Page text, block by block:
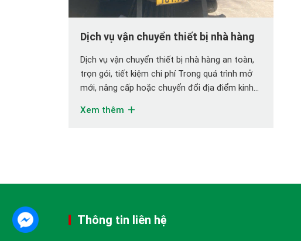
Dịch vụ vận chuyển thiết bị nhà hàng
Dịch vụ vận chuyển thiết bị nhà hàng an toàn,
trọn gói, tiết kiệm chi phí Trong quá trình mở
mới, nâng cấp hoặc chuyển đổi địa điểm kinh
một trong những nhu cầu quan trọng nhưng
Xem thêm
Thông tin liên hệ